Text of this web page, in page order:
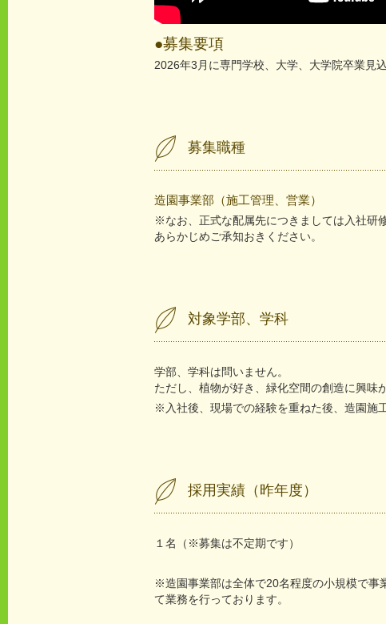
●募集要項
2026年3月に専門学校、大学、大学院卒業見
募集職種
造園事業部（施工管理、営業）
※なお、正式な配属先につきましては入社研
あらかじめご承知おきください。
対象学部、学科
学部、学科は問いません。
ただし、植物が好き、緑化空間の創造に興味
※入社後、現場での経験を重ねた後、造園施
採用実績（昨年度）
１名（※募集は不定期です）
※造園事業部は全体で20名程度の小規模で事
て業務を行っております。